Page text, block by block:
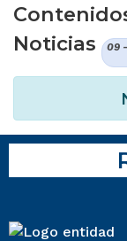
Noticias
09